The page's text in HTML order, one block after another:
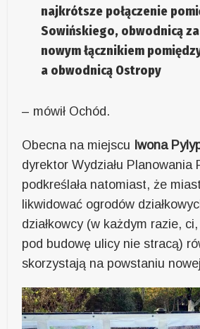
najkrótsze połączenie
Sowińskiego, obwodnicą
nowym łącznikiem
a obwodnicą Ostropy
– mówił Ochód.
Obecna na miejscu Iwona
dyrektor Wydziału Planowania
podkreślała natomiast, że
likwidować ogrodów
działkowcy (w każdym razie,
pod budowę ulicy nie stracą)
skorzystają na powstaniu